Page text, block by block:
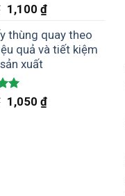
1,100₫
thùng quay theo
quả và tiết kiệm
xuất
1,050₫